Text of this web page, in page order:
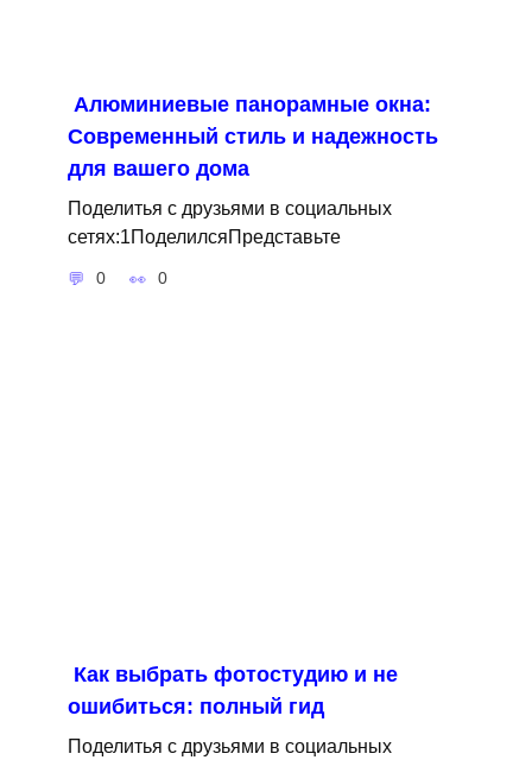
Алюминиевые панорамные окна:
Современный стиль и надежность
для вашего дома
Поделитья с друзьями в социальных
сетях:1ПоделилсяПредставьте
0 0
Как выбрать фотостудию и не
ошибиться: полный гид
Поделитья с друзьями в социальных